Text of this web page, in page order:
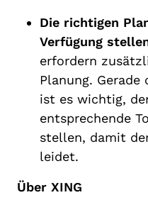
Die richtigen
Verfügung
erfordern
Planung.
ist es wichtig,
entsprechende
stellen, damit
leidet.
Über XING